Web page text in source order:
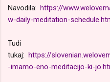
Navodila: https://
w-daily-meditation-
Tudi
tukaj: https://
-imamo-eno-meditacijo-ki-